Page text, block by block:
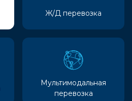
Ж/Д перевозка
Мультимодальная
перевозка